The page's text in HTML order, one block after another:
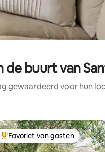
buurt van
gewaardeerd voor hun
Topfavoriet van gasten
Favoriet van gasten